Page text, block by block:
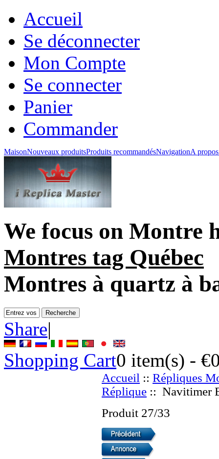
Accueil
Se déconnecter
Mon Compte
Se connecter
Panier
Commander
MaisonNouveaux produitsProduits recommandésNavigationA
We focus on Montre
Montres tag Québec
Montres à quartz à
Share|
Shopping Cart0 item(s) -
Accueil :: Répliques
Réplique :: Navitimer
Produit 27/33